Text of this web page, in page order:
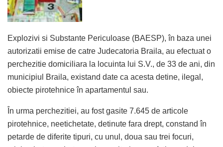
Explozivi si Substante Periculoase (BAESP), în baza unei
autorizatii emise de catre Judecatoria Braila, au efectuat o
perchezitie domiciliara la locuinta lui S.V., de 33 de ani, din
municipiul Braila, existand date ca acesta detine, ilegal,
obiecte pirotehnice în apartamentul sau.
În urma perchezitiei, au fost gasite 7.645 de articole
pirotehnice, neetichetate, detinute fara drept, constand în
petarde de diferite tipuri, cu unul, doua sau trei focuri,